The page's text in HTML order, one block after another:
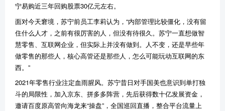
宁易购近三年回购股票30亿元左右。
面对今天窘境，苏宁前员工李莉认为， “内部管理比较僵化，没有留
住什么人才，之前有很厉害的人，但没有待很久。苏宁一直想做智
慧零售、互联网企业，但实际上并没有做到。人不变，还是早些年
做零售的那些人，核心高管还是那些人，怎么可能玩动互联网的东
西。 ”
2021年零售行业注定血雨腥风。苏宁昔日对手国美也意识到单打独
斗的局限性，加入京东、拼多多阵营，先后获得数十亿发展资金，
邀请百度原高管向海龙来“操盘” ，全国巡回直播，整合平台流量上